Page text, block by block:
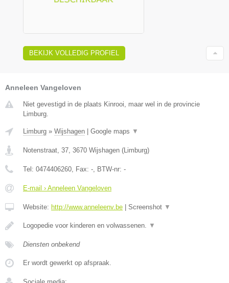
BEKIJK VOLLEDIG PROFIEL
Anneleen Vangeloven
Niet gevestigd in de plaats Kinrooi, maar wel in de provincie
Limburg.
Limburg » Wijshagen | Google maps ▼
Notenstraat, 37 3670 Wijshagen (Limburg)
Tel: 0474406260 , Fax: - , BTW-nr: -
E-mail › Anneleen Vangeloven
Website: http://www.anneleenv.be | Screenshot ▼
Logopedie voor kinderen en volwassenen. ▼
Diensten onbekend
Er wordt gewerkt op afspraak.